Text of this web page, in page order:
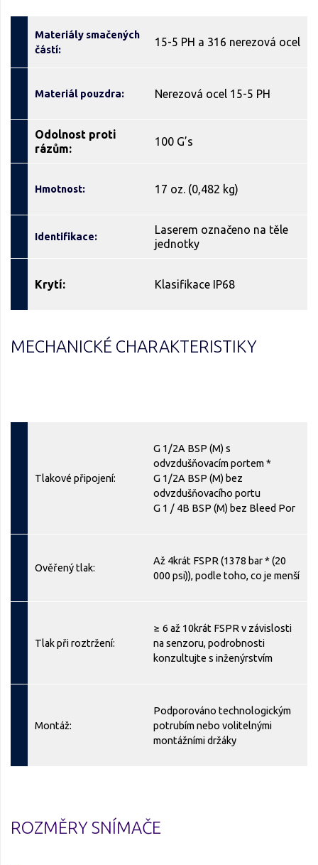
Materiály smačených
částí:
15-5 PH a 316 nerezová ocel
Materiál pouzdra: Nerezová ocel 15-5 PH
Odolnost proti
rázům:
100 G’s
Hmotnost: 17 oz. (0,482 kg)
Identifikace:
Laserem označeno na těle
jednotky
Krytí: Klasifikace IP68
MECHANICKÉ CHARAKTERISTIKY
Tlakové připojení:
G 1/2A BSP (M) s
odvzdušňovacím portem *
G 1/2A BSP (M) bez
odvzdušňovacího portu
G 1 / 4B BSP (M) bez Bleed Por
Ověřený tlak:
Až 4krát FSPR (1378 bar * (20
000 psi)), podle toho, co je menší
Tlak při roztržení:
≥ 6 až 10krát FSPR v závislosti
na senzoru, podrobnosti
konzultujte s inženýrstvím
Montáž:
Podporováno technologickým
potrubím nebo volitelnými
montážními držáky
ROZMĚRY SNÍMAČE